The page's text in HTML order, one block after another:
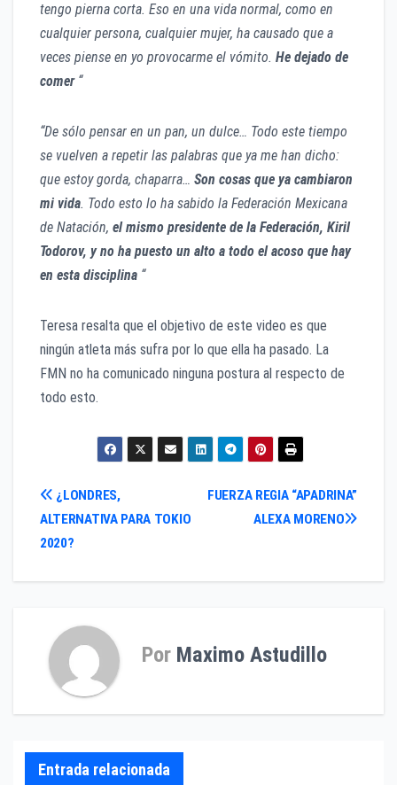
tengo pierna corta. Eso en una vida normal, como en
cualquier persona, cualquier mujer, ha causado que a
veces piense en yo provocarme el vómito. He dejado de
comer“
“De sólo pensar en un pan, un dulce… Todo este tiempo
se vuelven a repetir las palabras que ya me han dicho:
que estoy gorda, chaparra… Son cosas que ya cambiaron
mi vida. Todo esto lo ha sabido la Federación Mexicana
de Natación, el mismo presidente de la Federación, Kiril
Todorov, y no ha puesto un alto a todo el acoso que hay
en esta disciplina “
Teresa resalta que el objetivo de este video es que
ningún atleta más sufra por lo que ella ha pasado. La
FMN no ha comunicado ninguna postura al respecto de
todo esto.
Navegación
de
entradas
FUERZA REGIA “APADRINA”
ALEXA MORENO
¿LONDRES,
ALTERNATIVA PARA TOKIO
2020?
Por Maximo Astudillo
Entrada relacionada